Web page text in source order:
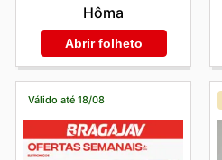
Hôma
Abrir folheto
Válido até 18/08